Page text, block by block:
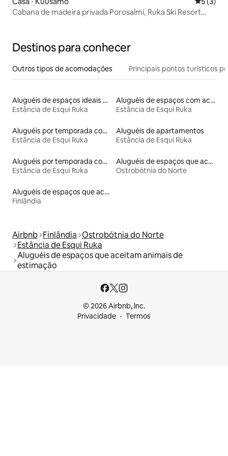
Cabana de madeira privada Porosalmi, Ruka Ski Resort
Destinos para conhecer
Outros tipos de acomodações Principais pontos turísticos
Aluguéis de espaços ideais para famílias
Estância de Esqui Ruka
Aluguéis de espaços com acesso direto a pistas de esqui
Estância de Esqui Ruka
Aluguéis por temporada com sauna
Estância de Esqui Ruka
Aluguéis de apartamentos
Estância de Esqui Ruka
Aluguéis por temporada com acesso ao lago
Estância de Esqui Ruka
Aluguéis de espaços que aceitam animais de estimação
Ostrobótnia do Norte
Aluguéis de espaços que aceitam animais de estimação
Finlândia
Airbnb Finlândia Ostrobótnia do Norte
Estância de Esqui Ruka
Aluguéis de espaços que aceitam animais de
estimação
© 2026 Airbnb, Inc.
Privacidade
Termos